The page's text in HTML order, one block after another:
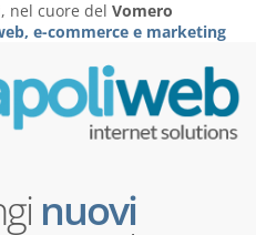
nel cuore del Vomero
e-commerce e marketing
nuovi